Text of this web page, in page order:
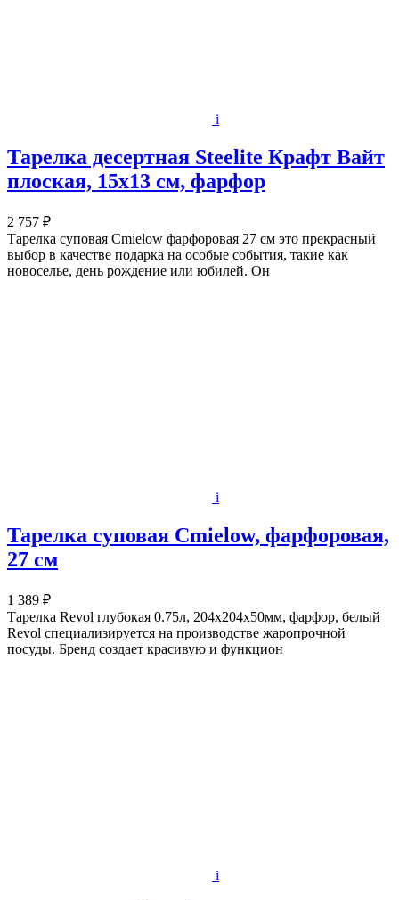
i
Тарелка десертная Steelite Крафт Вайт
плоская, 15х13 см, фарфор
2 757 ₽
Тарелка суповая Cmielow фарфоровая 27 см это прекрасный
выбор в качестве подарка на особые события, такие как
новоселье, день рождение или юбилей. Он
i
Тарелка суповая Cmielow, фарфоровая,
27 см
1 389 ₽
Тарелка Revol глубокая 0.75л, 204х204х50мм, фарфор, белый
Revol специализируется на производстве жаропрочной
посуды. Бренд создает красивую и функцион
i